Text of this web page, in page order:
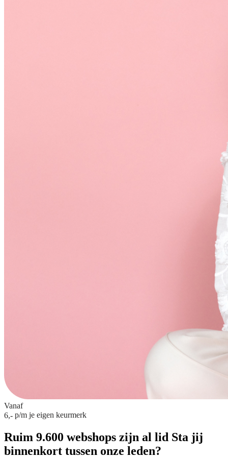
Vanaf
6,- p/m je eigen keurmerk
Ruim 9.600 webshops zijn al lid Sta jij
binnenkort tussen onze leden?